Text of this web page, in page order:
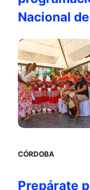
Nacional
CÓRDOBA
Prepárate